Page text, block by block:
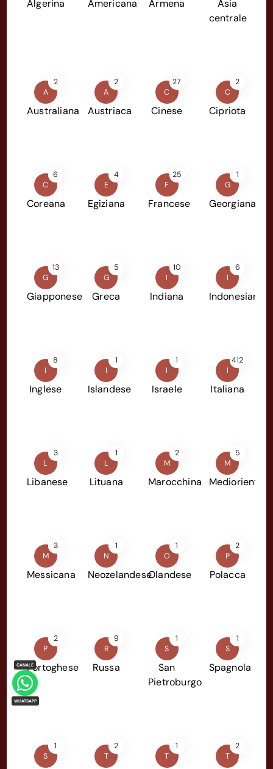
Algerina Americana Armena
Asia
centrale
A
2
Australiana
A
2
Austriaca
C
27
Cinese
C
2
Cipriota
C
6
Coreana
E
4
Egiziana
F
25
Francese
G
1
Georgiana
G
13
Giapponese
G
5
Greca
I
10
Indiana
I
6
Indonesiana
I
8
Inglese
I
1
Islandese
I
1
Israele
I
412
Italiana
L
3
Libanese
L
1
Lituana
M
2
Marocchina
M
5
Mediorientale
M
3
Messicana
N
1
Neozelandese
O
1
Olandese
P
2
Polacca
P
2
Portoghese
R
9
Russa
S
1
San
Pietroburgo
S
1
Spagnola
S
1
T
2
T
1
T
2